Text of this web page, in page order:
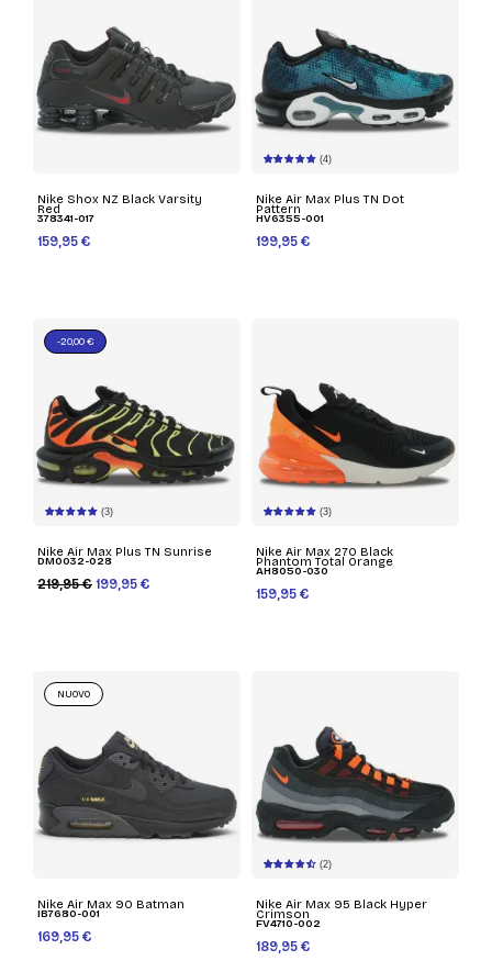
Nike Shox NZ Black Varsity
Red
378341-017
159,95 €
(4)
Nike Air Max Plus TN Dot
Pattern
HV6355-001
199,95 €
(3)
Nike Air Max Plus TN Sunrise
DM0032-028
219,95 € 199,95 €
-20,00 €
(3)
Nike Air Max 270 Black
Phantom Total Orange
AH8050-030
159,95 €
Nike Air Max 90 Batman
IB7680-001
169,95 €
NUOVO
(2)
Nike Air Max 95 Black Hyper
Crimson
FV4710-002
189,95 €